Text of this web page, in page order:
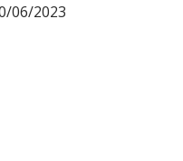
06/2023